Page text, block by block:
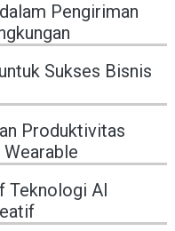
Pengiriman
Sukses Bisnis
Produktivitas
Teknologi AI